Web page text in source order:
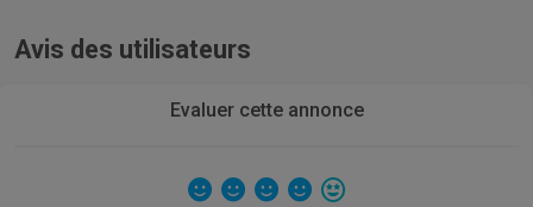
Avis des utilisateurs
Evaluer cette annonce